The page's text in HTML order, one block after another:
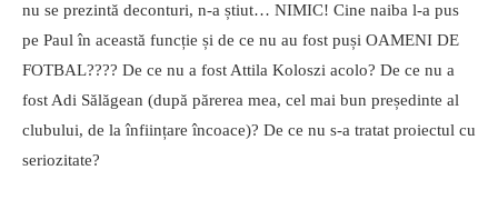
nu se prezintă deconturi, n-a știut… NIMIC! Cine naiba l-a pus
pe Paul în această funcție și de ce nu au fost puși OAMENI DE
FOTBAL???? De ce nu a fost Attila Koloszi acolo? De ce nu a
fost Adi Sălăgean (după părerea mea, cel mai bun președinte al
clubului, de la înființare încoace)? De ce nu s-a tratat proiectul cu
seriozitate?